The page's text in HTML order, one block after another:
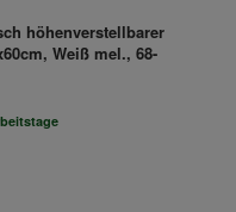
höhenverstellbarer
Weiß mel., 68-